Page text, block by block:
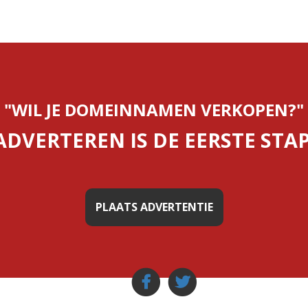
"WIL JE DOMEINNAMEN VERKOPEN?"
IS DE EERSTE
PLAATS ADVERTENTIE